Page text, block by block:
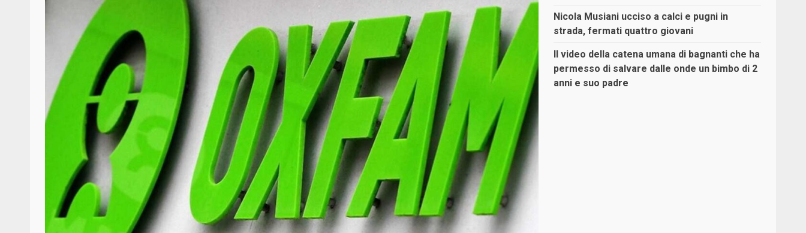
Nicola Musiani ucciso a calci e pugni in
strada, fermati quattro giovani
Il video della catena umana di bagnanti che ha
permesso di salvare dalle onde un bimbo di 2
anni e suo padre